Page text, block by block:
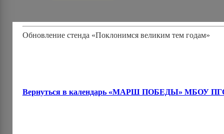
Обновление стенда «Поклонимся великим тем годам»
Вернуться в календарь «МАРШ ПОБЕДЫ» МБОУ